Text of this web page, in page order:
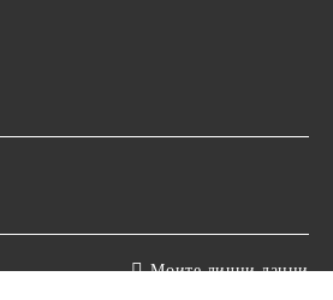
Моите лични данни